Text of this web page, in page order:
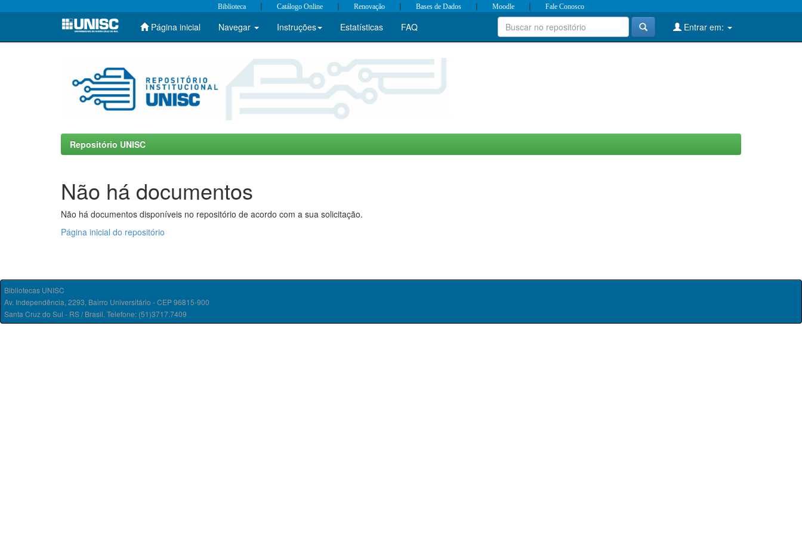
Skip
Biblioteca | Catálogo Online | Renovação | Bases de Dados | Moodle | Fale Conosco
Página inicial Navegar Instruções Estatísticas FAQ Entrar em:
Repositório UNISC
Não há documentos
Não há documentos disponíveis no repositório de acordo com a sua solicitação.
Página inicial do repositório
Bibliotecas UNISC
Av. Independência, 2293, Bairro Universitário - CEP 96815-900
Santa Cruz do Sul - RS / Brasil. Telefone: (51)3717.7409